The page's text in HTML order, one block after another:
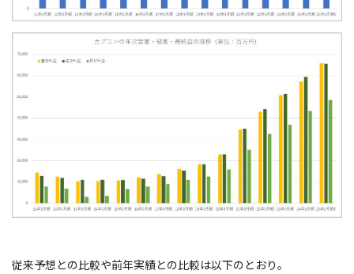
従来予想との比較や前年実績との比較は以下のとおり。